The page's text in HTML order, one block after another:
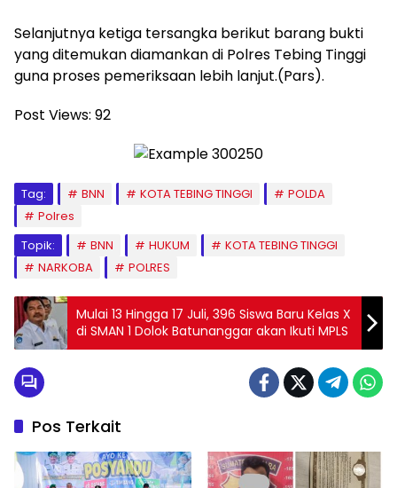
Selanjutnya ketiga tersangka berikut barang bukti
yang ditemukan diamankan di Polres Tebing Tinggi
guna proses pemeriksaan lebih lanjut.(Pars).
Post Views: 92
Tag: BNN KOTA TEBING TINGGI
POLDA
Polres
Topik:
BNN HUKUM
KOTA TEBING TINGGI
NARKOBA
POLRES
Mulai 13 Hingga 17 Juli, 396 Siswa Baru Kelas X
di SMAN 1 Dolok Batunanggar akan Ikuti MPLS
Pos Terkait